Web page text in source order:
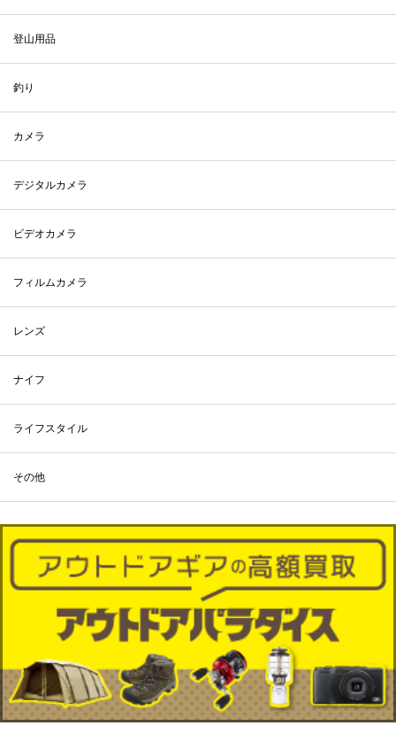
登山用品
釣り
カメラ
デジタルカメラ
ビデオカメラ
フィルムカメラ
レンズ
ナイフ
ライフスタイル
その他